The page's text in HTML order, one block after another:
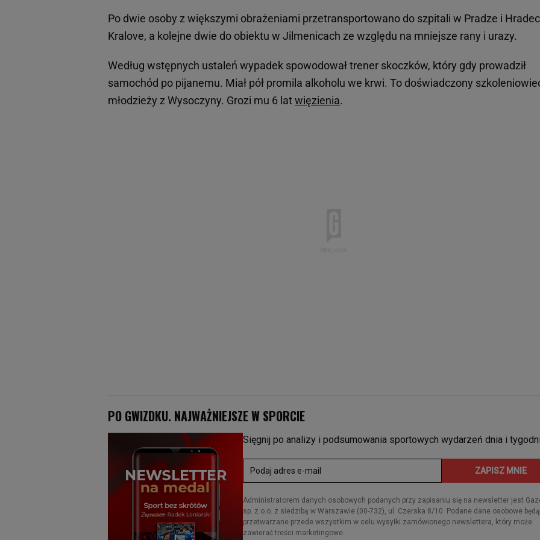
Po dwie osoby z większymi obrażeniami przetransportowano do szpitali w Pradze i Hradec
Kralove, a kolejne dwie do obiektu w Jilmenicach ze względu na mniejsze rany i urazy.
Według wstępnych ustaleń wypadek spowodował trener skoczków, który gdy prowadził
samochód po pijanemu. Miał pół promila alkoholu we krwi. To doświadczony
młodzieży z Wysoczyny. Grozi mu 6 latwięzienia.